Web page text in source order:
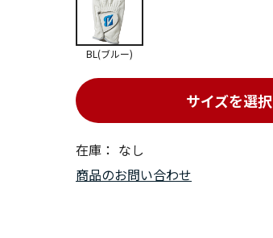
在庫： なし
サイズを選択
BL(ブルー)
商品のお問い合わせ